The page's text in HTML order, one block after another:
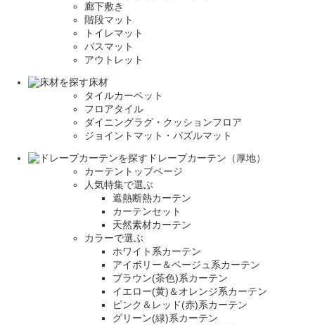
廊下敷き
階段マット
トイレマット
バスマット
アウトレット
床材
タイルカーペット
フロアタイル
ダイニングラグ・クッションフロア
ジョイントマット・パズルマット
ドレープカーテン（厚地）
カーテントップページ
人気特集で選ぶ
遮熱断熱カーテン
カーテンセット
天然素材カーテン
カラーで選ぶ
ホワイト系カーテン
アイボリー＆ベージュ系カーテン
ブラウン(茶色)系カーテン
イエロー(黄)＆オレンジ系カーテン
ピンク＆レッド(赤)系カーテン
グリーン(緑)系カーテン